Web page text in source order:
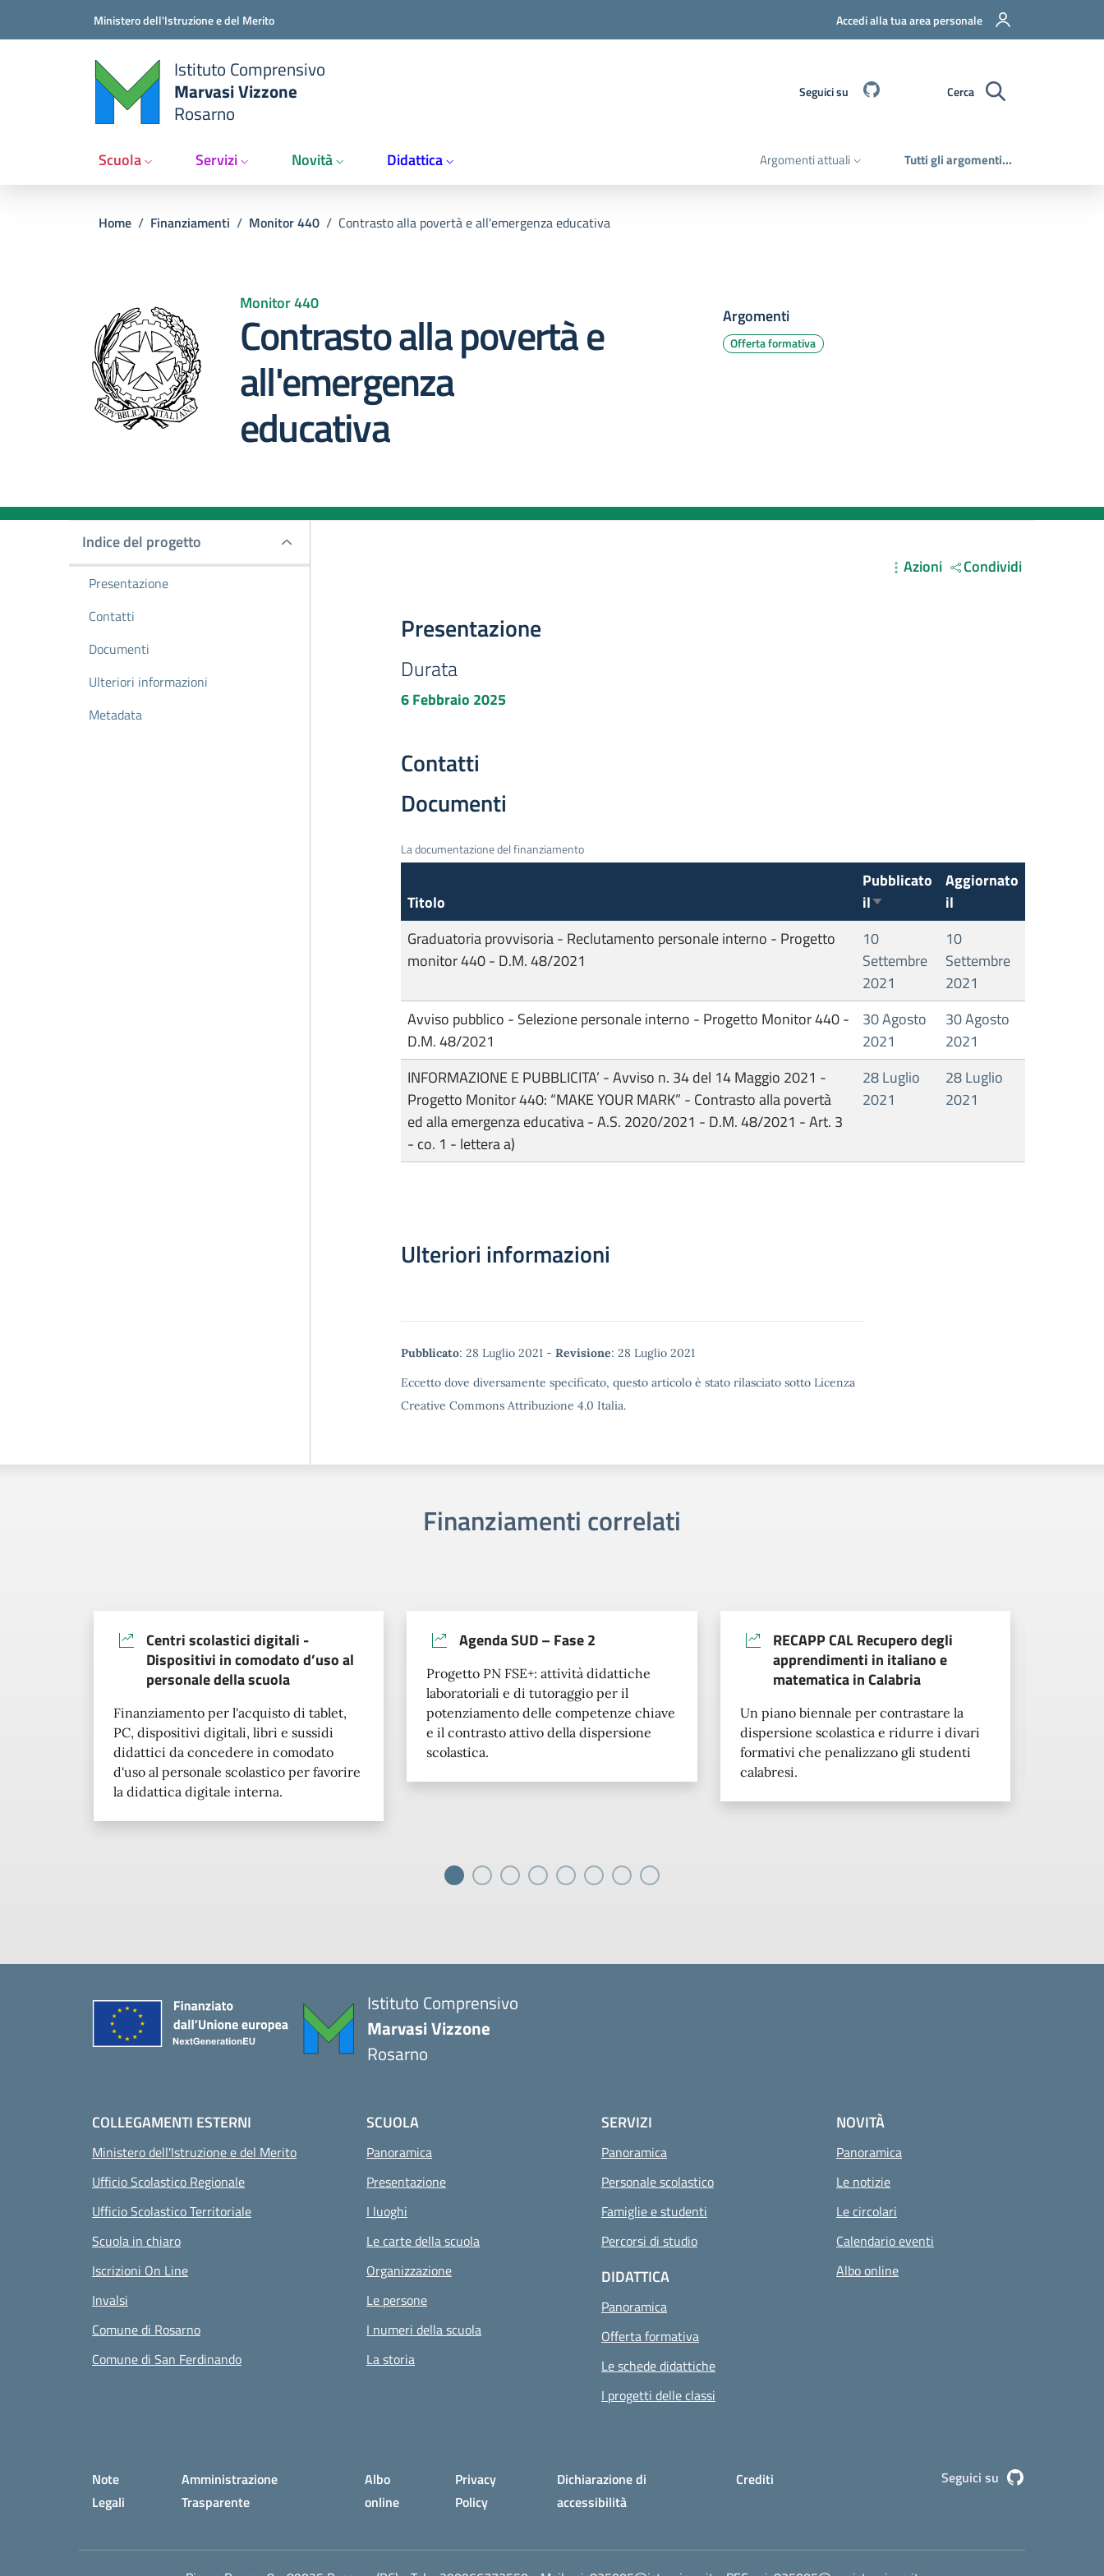
Ministero dell'Istruzione e del Merito Accedi alla tua area personale
Istituto Comprensivo
Marvasi Vizzone
Rosarno
Seguici su Cerca
Scuola Servizi Novità Didattica Argomenti attuali Tutti gli argomenti...
Briciole di pane
Home / Finanziamenti / Monitor 440 / Contrasto alla povertà e all'emergenza educativa
Monitor 440
Contrasto alla povertà e
all'emergenza
educativa
Argomenti
Offerta formativa
Indice del progetto
Indice del progetto
Presentazione
Contatti
Documenti
Ulteriori informazioni
Metadata
Azioni Condividi
Presentazione
Durata
6 Febbraio 2025
Contatti
Documenti
La documentazione del finanziamento
Titolo
Pubblicato
ilOrdina in modo ascendente
Aggiornato
il
Graduatoria provvisoria - Reclutamento personale interno - Progetto
monitor 440 - D.M. 48/2021
10
Settembre
2021
10
Settembre
2021
Avviso pubblico - Selezione personale interno - Progetto Monitor 440 -
D.M. 48/2021
30 Agosto
2021
30 Agosto
2021
INFORMAZIONE E PUBBLICITA’ - Avviso n. 34 del 14 Maggio 2021 -
Progetto Monitor 440: “MAKE YOUR MARK” - Contrasto alla povertà
ed alla emergenza educativa - A.S. 2020/2021 - D.M. 48/2021 - Art. 3
- co. 1 - lettera a)
28 Luglio
2021
28 Luglio
2021
Ulteriori informazioni
Metadata
Pubblicato: 28 Luglio 2021 - Revisione: 28 Luglio 2021
Eccetto dove diversamente specificato, questo articolo è stato rilasciato sotto Licenza
Creative Commons Attribuzione 4.0 Italia.
Finanziamenti correlati
Centri scolastici digitali -
Dispositivi in comodato d’uso al
personale della scuola
Finanziamento per l'acquisto di tablet,
PC, dispositivi digitali, libri e sussidi
didattici da concedere in comodato
d'uso al personale scolastico per favorire
la didattica digitale interna.
Agenda SUD – Fase 2
Progetto PN FSE+: attività didattiche
laboratoriali e di tutoraggio per il
potenziamento delle competenze chiave
e il contrasto attivo della dispersione
scolastica.
RECAPP CAL Recupero degli
apprendimenti in italiano e
matematica in Calabria
Un piano biennale per contrastare la
dispersione scolastica e ridurre i divari
formativi che penalizzano gli studenti
calabresi.
Istituto Comprensivo
Marvasi Vizzone
Rosarno
COLLEGAMENTI ESTERNI
Ministero dell'Istruzione e del Merito
Ufficio Scolastico Regionale
Ufficio Scolastico Territoriale
Scuola in chiaro
Iscrizioni On Line
Invalsi
Comune di Rosarno
Comune di San Ferdinando
SCUOLA
Panoramica
Presentazione
I luoghi
Le carte della scuola
Organizzazione
Le persone
I numeri della scuola
La storia
SERVIZI
Panoramica
Personale scolastico
Famiglie e studenti
Percorsi di studio
DIDATTICA
Panoramica
Offerta formativa
Le schede didattiche
I progetti delle classi
NOVITÀ
Panoramica
Le notizie
Le circolari
Calendario eventi
Albo online
Small prints
Note
Legali
Amministrazione
Trasparente
Albo
online
Privacy
Policy
Dichiarazione di
accessibilità
Crediti Seguici su